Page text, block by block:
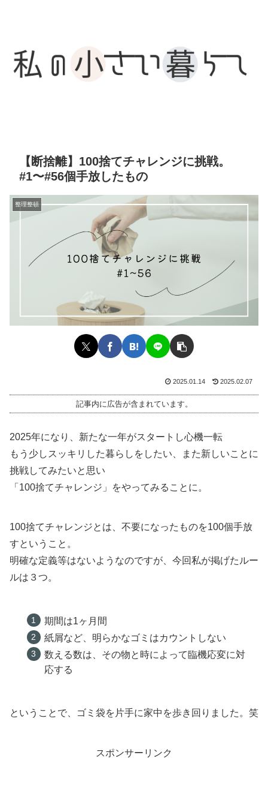
【断捨離】100捨てチャレンジに挑戦。
#1〜#56個手放したもの
整理整頓
2025.01.14 2025.02.07
記事内に広告が含まれています。
2025年になり、新たな一年がスタートし心機一転
もう少しスッキリした暮らしをしたい、また新しいことに
挑戦してみたいと思い
「100捨てチャレンジ」をやってみることに。
100捨てチャレンジとは、不要になったものを100個手放
すということ。
明確な定義等はないようなのですが、今回私が掲げたルー
ルは３つ。
期間は1ヶ月間
紙屑など、明らかなゴミはカウントしない
数える数は、その物と時によって臨機応変に対
応する
ということで、ゴミ袋を片手に家中を歩き回りました。笑
スポンサーリンク